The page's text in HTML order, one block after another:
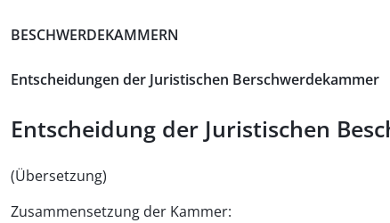
BESCHWERDEKAMMERN
Entscheidungen der Juristischen Berschwerdekammer
Entscheidung der Juristischen
(Übersetzung)
Zusammensetzung der Kammer: